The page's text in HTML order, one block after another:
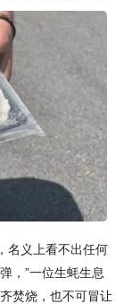
名义上看不出任何
，”一位生蚝生息
焚烧，也不可冒让